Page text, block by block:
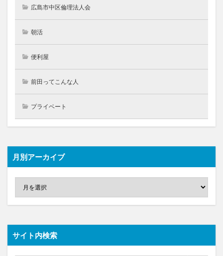
広島市中区倫理法人会
朝活
便利屋
前田ってこんな人
プライベート
月別アーカイブ
サイト内検索